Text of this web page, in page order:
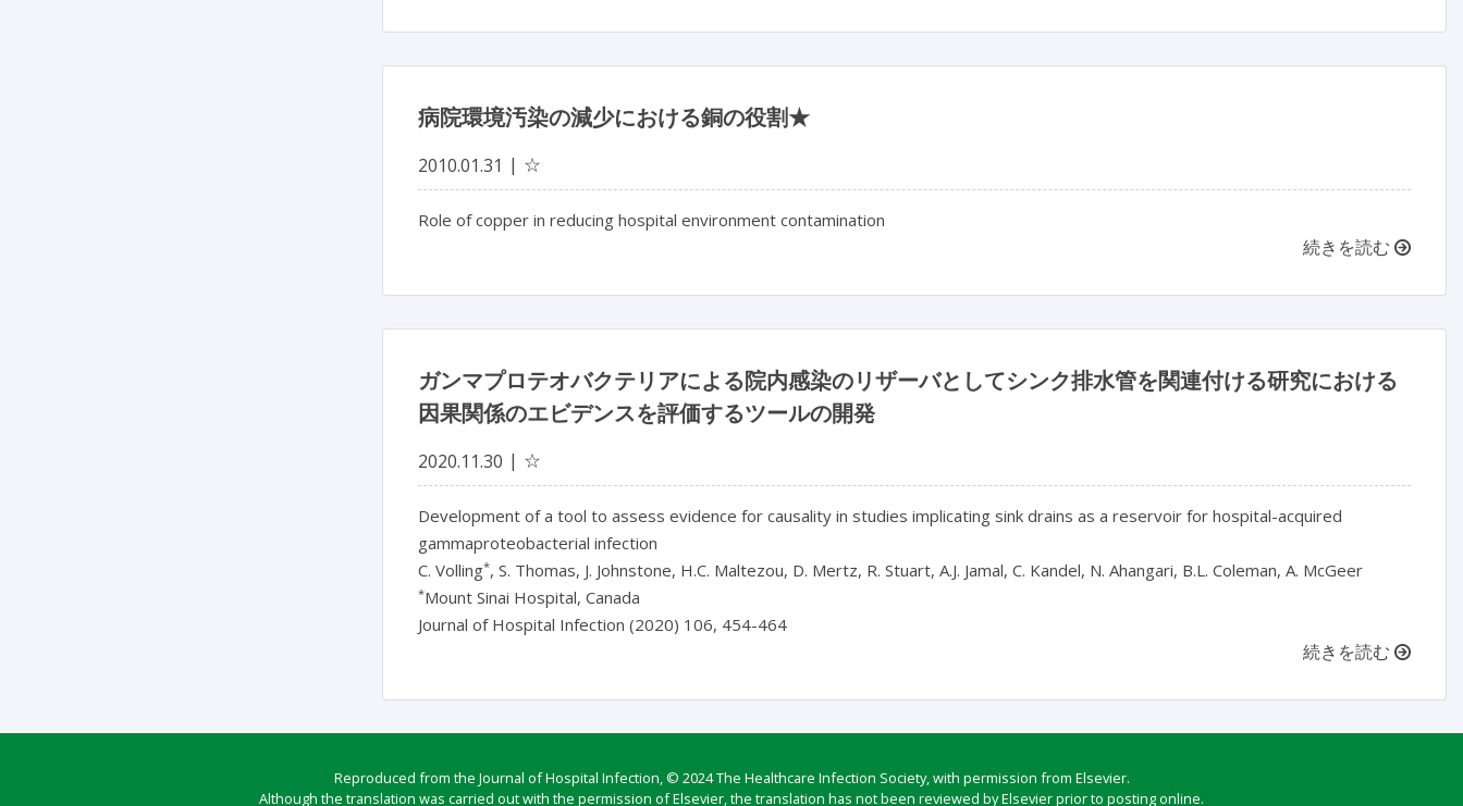
病院環境汚染の減少における銅の役割★
2010.01.31 ☆
Role of copper in reducing hospital environment contamination
続きを読む
ガンマプロテオバクテリアによる院内感染のリザーバとしてシンク排水管を関連付ける研究における
因果関係のエビデンスを評価するツールの開発
2020.11.30 ☆
Development of a tool to assess evidence for causality in studies implicating sink drains as a reservoir for hospital-acquired
gammaproteobacterial infection
C. Volling*, S. Thomas, J. Johnstone, H.C. Maltezou, D. Mertz, R. Stuart, A.J. Jamal, C. Kandel, N. Ahangari, B.L. Coleman, A. McGeer
*Mount Sinai Hospital, Canada
Journal of Hospital Infection (2020) 106, 454-464
続きを読む
Reproduced from the Journal of Hospital Infection, © 2024 The Healthcare Infection Society, with permission from Elsevier.
Although the translation was carried out with the permission of Elsevier, the translation has not been reviewed by Elsevier prior to posting online.